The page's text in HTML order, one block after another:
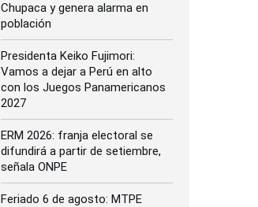
Chupaca y genera alarma en
población
Presidenta Keiko Fujimori:
Vamos a dejar a Perú en alto
con los Juegos Panamericanos
2027
ERM 2026: franja electoral se
difundirá a partir de setiembre,
señala ONPE
Feriado 6 de agosto: MTPE